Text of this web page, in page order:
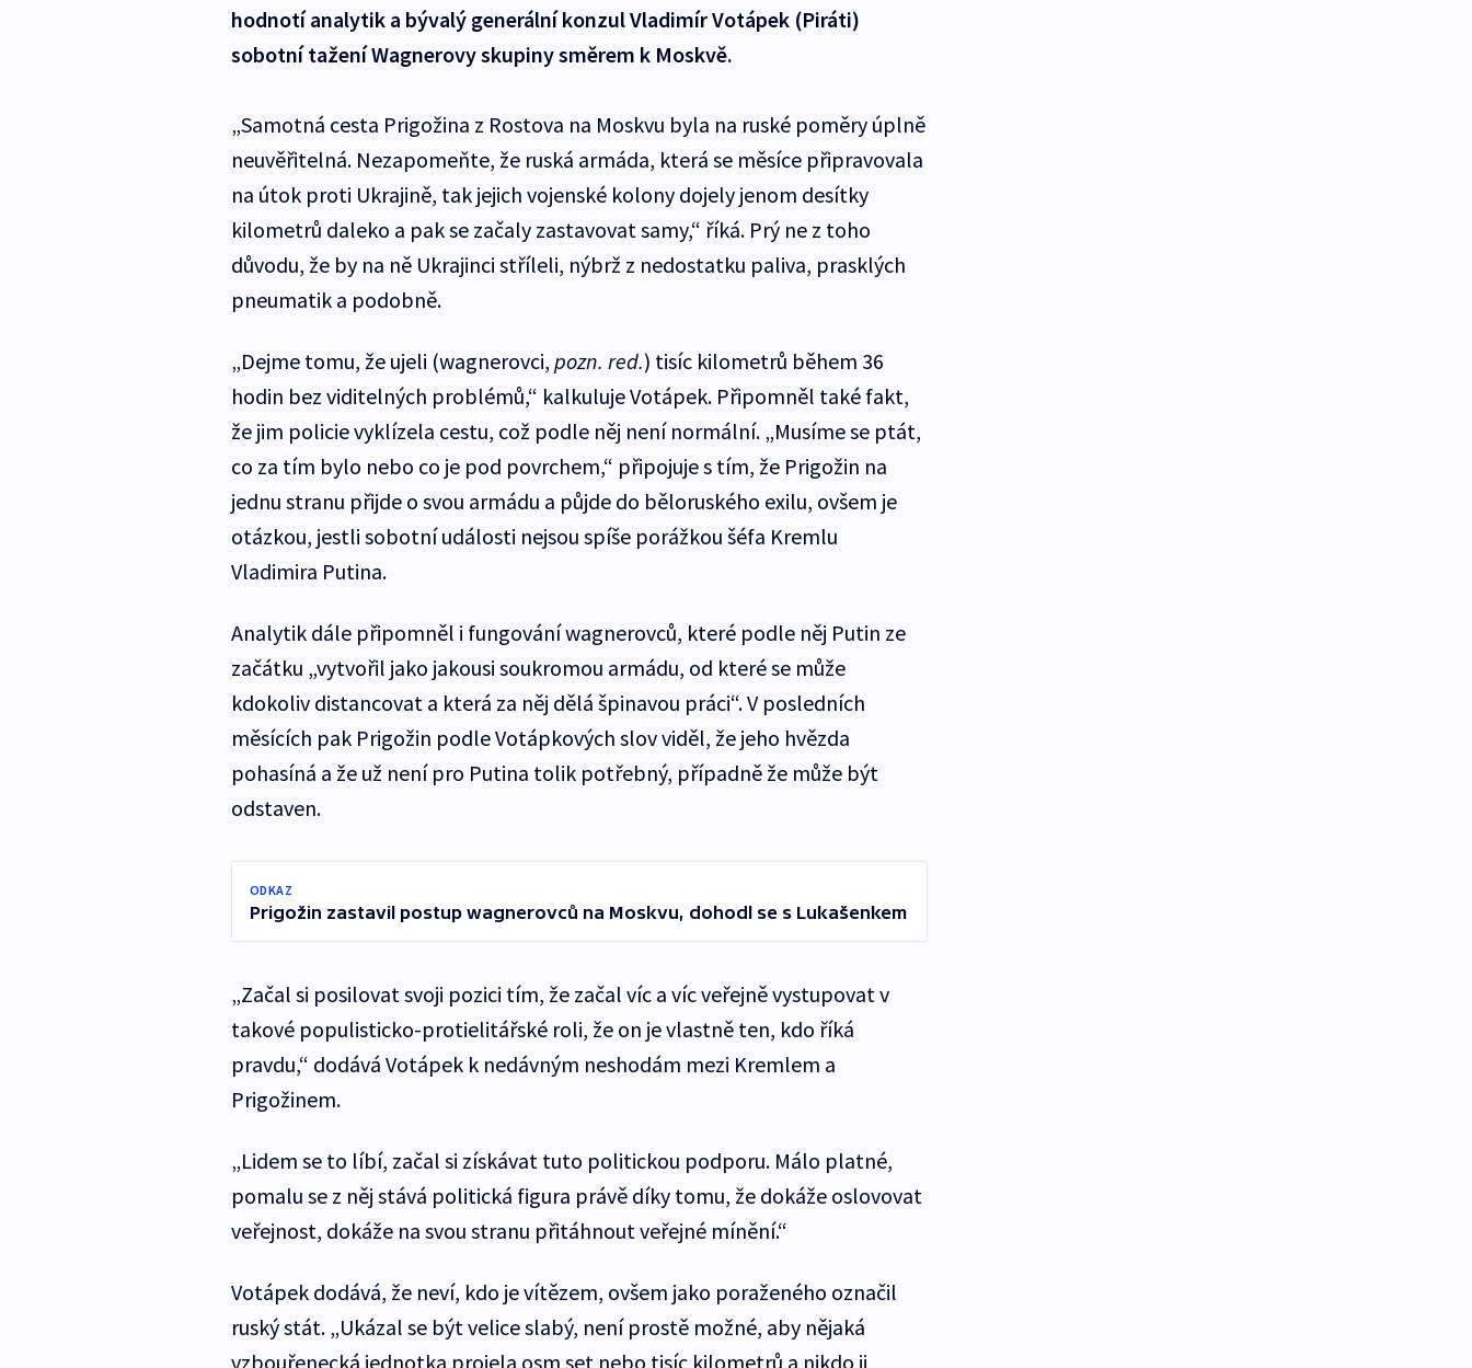
hodnotí analytik a bývalý generální konzul Vladimír Votápek (Piráti)
sobotní tažení Wagnerovy skupiny směrem k Moskvě.
„Samotná cesta Prigožina z Rostova na Moskvu byla na ruské poměry úplně
neuvěřitelná. Nezapomeňte, že ruská armáda, která se měsíce připravovala
na útok proti Ukrajině, tak jejich vojenské kolony dojely jenom desítky
kilometrů daleko a pak se začaly zastavovat samy,“ říká. Prý ne z toho
důvodu, že by na ně Ukrajinci stříleli, nýbrž z nedostatku paliva, prasklých
pneumatik a podobně.
„Dejme tomu, že ujeli (wagnerovci, pozn. red.) tisíc kilometrů během 36
hodin bez viditelných problémů,“ kalkuluje Votápek. Připomněl také fakt,
že jim policie vyklízela cestu, což podle něj není normální. „Musíme se ptát,
co za tím bylo nebo co je pod povrchem,“ připojuje s tím, že Prigožin na
jednu stranu přijde o svou armádu a půjde do běloruského exilu, ovšem je
otázkou, jestli sobotní události nejsou spíše porážkou šéfa Kremlu
Vladimira Putina.
Analytik dále připomněl i fungování wagnerovců, které podle něj Putin ze
začátku „vytvořil jako jakousi soukromou armádu, od které se může
kdokoliv distancovat a která za něj dělá špinavou práci“. V posledních
měsících pak Prigožin podle Votápkových slov viděl, že jeho hvězda
pohasíná a že už není pro Putina tolik potřebný, případně že může být
odstaven.
ODKAZ
Prigožin zastavil postup wagnerovců na Moskvu, dohodl se s Lukašenkem
„Začal si posilovat svoji pozici tím, že začal víc a víc veřejně vystupovat v
takové populisticko-protielitářské roli, že on je vlastně ten, kdo říká
pravdu,“ dodává Votápek k nedávným neshodám mezi Kremlem a
Prigožinem.
„Lidem se to líbí, začal si získávat tuto politickou podporu. Málo platné,
pomalu se z něj stává politická figura právě díky tomu, že dokáže oslovovat
veřejnost, dokáže na svou stranu přitáhnout veřejné mínění.“
Votápek dodává, že neví, kdo je vítězem, ovšem jako poraženého označil
ruský stát. „Ukázal se být velice slabý, není prostě možné, aby nějaká
vzbouřenecká jednotka projela osm set nebo tisíc kilometrů a nikdo ji